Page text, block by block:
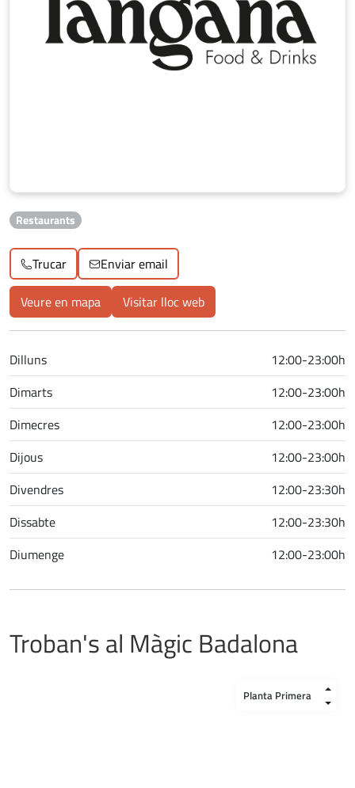
Restaurants
Trucar
Enviar email
Veure en mapa
Visitar lloc web
Dilluns
12:00-23:00h
Dimarts
12:00-23:00h
Dimecres
12:00-23:00h
Dijous
12:00-23:00h
Divendres
12:00-23:30h
Dissabte
12:00-23:30h
Diumenge
12:00-23:00h
Troban's al Màgic Badalona